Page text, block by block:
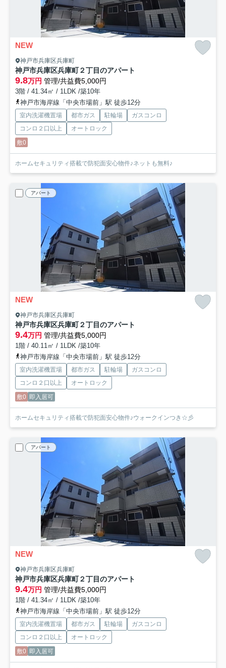
NEW
神戸市兵庫区兵庫町
神戸市兵庫区兵庫町２丁目のアパート
9.8万円 管理/共益費5,000円
3階 / 41.34㎡ / 1LDK /築10年
神戸市海岸線「中央市場前」駅 徒歩12分
室内洗濯機置場 都市ガス 駐輪場
ガスコンロ
コンロ２口以上
オートロック
敷0
ホームセキュリティ搭載で防犯面安心物件♪ネットも無料♪
アパート
NEW
神戸市兵庫区兵庫町
神戸市兵庫区兵庫町２丁目のアパート
9.4万円 管理/共益費5,000円
1階 / 40.11㎡ / 1LDK /築10年
神戸市海岸線「中央市場前」駅 徒歩12分
室内洗濯機置場 都市ガス 駐輪場
ガスコンロ
コンロ２口以上
オートロック
敷0 即入居可
ホームセキュリティ搭載で防犯面安心物件♪ウォークインつき☆彡
アパート
NEW
神戸市兵庫区兵庫町
神戸市兵庫区兵庫町２丁目のアパート
9.4万円 管理/共益費5,000円
1階 / 41.34㎡ / 1LDK /築10年
神戸市海岸線「中央市場前」駅 徒歩12分
室内洗濯機置場 都市ガス 駐輪場
ガスコンロ
コンロ２口以上
オートロック
敷0 即入居可